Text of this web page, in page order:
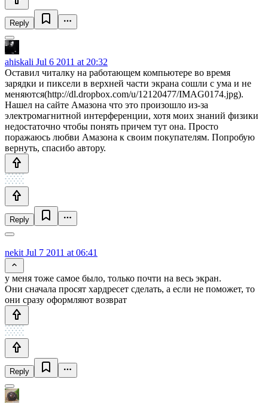
Reply
ahiskali Jul 6 2011 at 20:32
Оставил читалку на работающем компьютере во время
зарядки и пиксели в верхней части экрана сошли с ума и не
меняются(http://dl.dropbox.com/u/12120477/IMAG0174.jpg).
Нашел на сайте Амазона что это произошло из-за
электромагнитной интерференции, хотя моих знаний физики
недостаточно чтобы понять причем тут она. Просто
поражаюсь любви Амазона к своим покупателям. Попробую
вернуть, спасибо автору.
Reply
nekit Jul 7 2011 at 06:41
у меня тоже самое было, только почти на весь экран.
Они сначала просят хардресет сделать, а если не поможет, то
они сразу оформляют возврат
Reply